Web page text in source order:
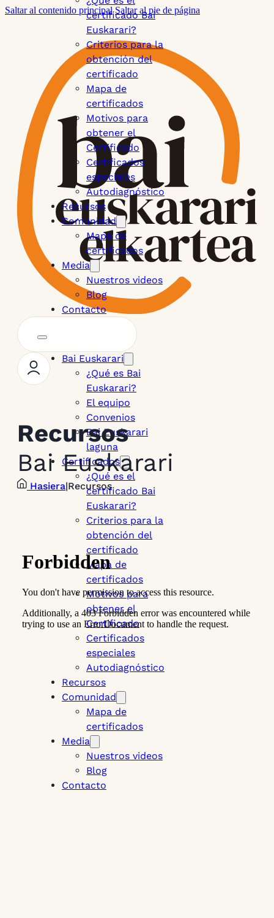
Saltar al contenido principal Saltar al pie de página
certificado Bai
Euskarari?
Criterios para la
obtención del
certificado
Mapa de
certificados
Motivos para
obtener el
Certificado
Certificados
especiales
Autodiagnóstico
Recursos
Comunidad
Mapa de
certificados
Media
Nuestros videos
Blog
Contacto
Bai Euskarari
¿Qué es Bai
Euskarari?
El equipo
Convenios
Bai Euskarari
laguna
Certificados
¿Qué es el
certificado Bai
Euskarari?
Criterios para la
obtención del
certificado
Mapa de
certificados
Motivos para
obtener el
Certificado
Certificados
especiales
Autodiagnóstico
Recursos
Comunidad
Mapa de
certificados
Media
Nuestros videos
Blog
Contacto
Recursos
Bai Euskarari
Hasiera|Recursos